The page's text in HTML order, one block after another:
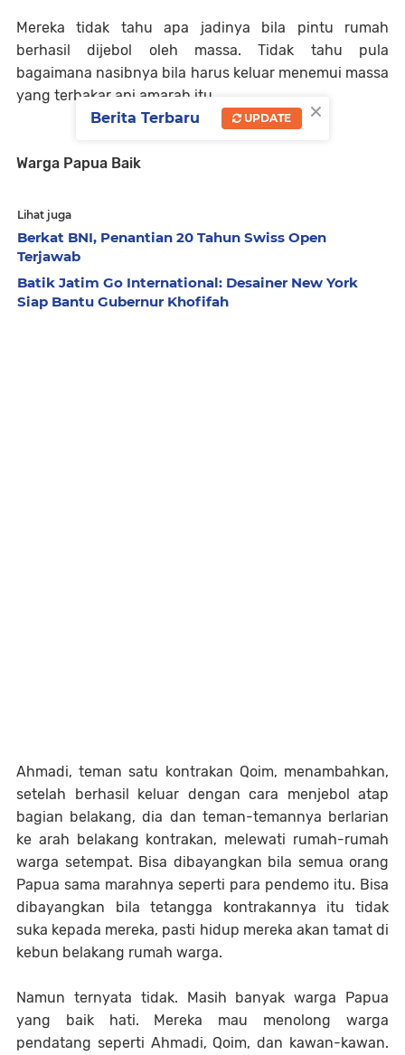
Mereka tidak tahu apa jadinya bila pintu rumah
berhasil dijebol oleh massa. Tidak tahu pula
bagaimana nasibnya bila harus keluar menemui massa
yang terbakar api amarah itu.
Warga Papua Baik
Lihat juga
Berkat BNI, Penantian 20 Tahun Swiss Open
Terjawab
Batik Jatim Go International: Desainer New York
Siap Bantu Gubernur Khofifah
Ahmadi, teman satu kontrakan Qoim, menambahkan,
setelah berhasil keluar dengan cara menjebol atap
bagian belakang, dia dan teman-temannya berlarian
ke arah belakang kontrakan, melewati rumah-rumah
warga setempat. Bisa dibayangkan bila semua orang
Papua sama marahnya seperti para pendemo itu. Bisa
dibayangkan bila tetangga kontrakannya itu tidak
suka kepada mereka, pasti hidup mereka akan tamat di
kebun belakang rumah warga.
Namun ternyata tidak. Masih banyak warga Papua
yang baik hati. Mereka mau menolong warga
pendatang seperti Ahmadi, Qoim, dan kawan-kawan.
×
Berita Terbaru UPDATE